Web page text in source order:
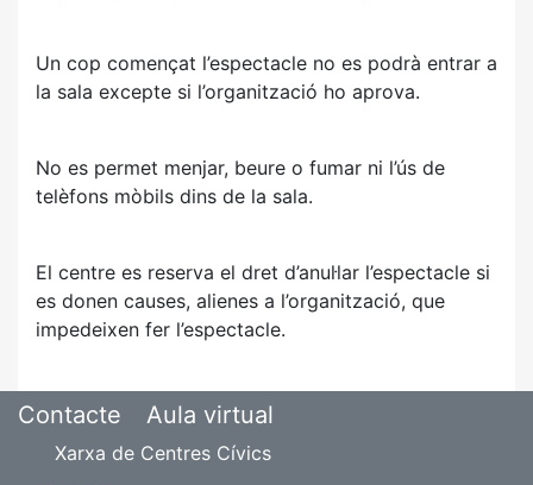
Un cop començat l’espectacle no es podrà entrar a
la sala excepte si l’organització ho aprova.
No es permet menjar, beure o fumar ni l’ús de
telèfons mòbils dins de la sala.
El centre es reserva el dret d’anul·lar l’espectacle si
es donen causes, alienes a l’organització, que
impedeixen fer l’espectacle.
Contacte Aula virtual
Xarxa de Centres Cívics